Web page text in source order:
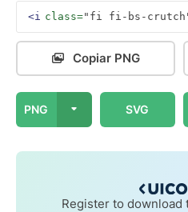
<i class="fi fi-bs-
Copiar PNG
PNG SVG
Register to download